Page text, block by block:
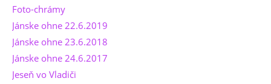
Foto-chrámy
Jánske ohne 22.6.2019
Jánske ohne 23.6.2018
Jánske ohne 24.6.2017
Jeseň vo Vladiči